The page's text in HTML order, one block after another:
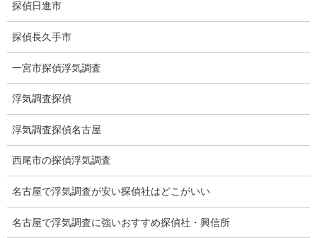
調査員の人数（浮気調査）
調査プランのご依頼の割合
慰謝料の相場
離婚手続
探偵社の要点
探偵日進市
探偵長久手市
一宮市探偵浮気調査
浮気調査探偵
浮気調査探偵名古屋
西尾市の探偵浮気調査
名古屋で浮気調査が安い探偵社はどこがいい
名古屋で浮気調査に強いおすすめ探偵社・興信所